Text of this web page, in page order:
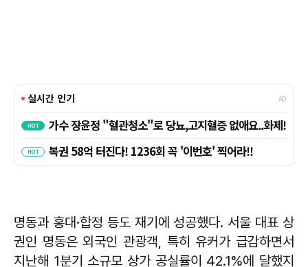
명동과 홍대·합정 등도 재기에 성공했다. 서울 대표 상
권인 명동은 외국인 관광객, 특히 유커가 급감하면서
지난해 1분기 소규모 상가 공실률이 42.1%에 달했지